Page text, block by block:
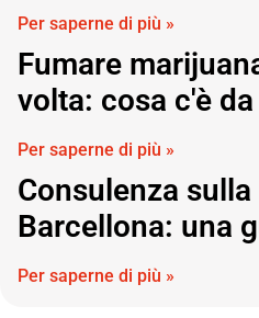
Per saperne di più »
Fumare
volta: cosa c'è
Per saperne di più »
Consulenza
Barcellona: una
Per saperne di più »